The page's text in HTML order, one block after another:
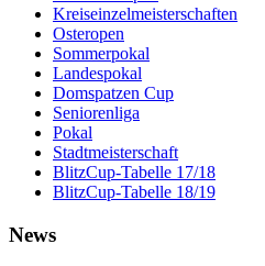
Kreiseinzelmeisterschaften
Osteropen
Sommerpokal
Landespokal
Domspatzen Cup
Seniorenliga
Pokal
Stadtmeisterschaft
BlitzCup-Tabelle 17/18
BlitzCup-Tabelle 18/19
News